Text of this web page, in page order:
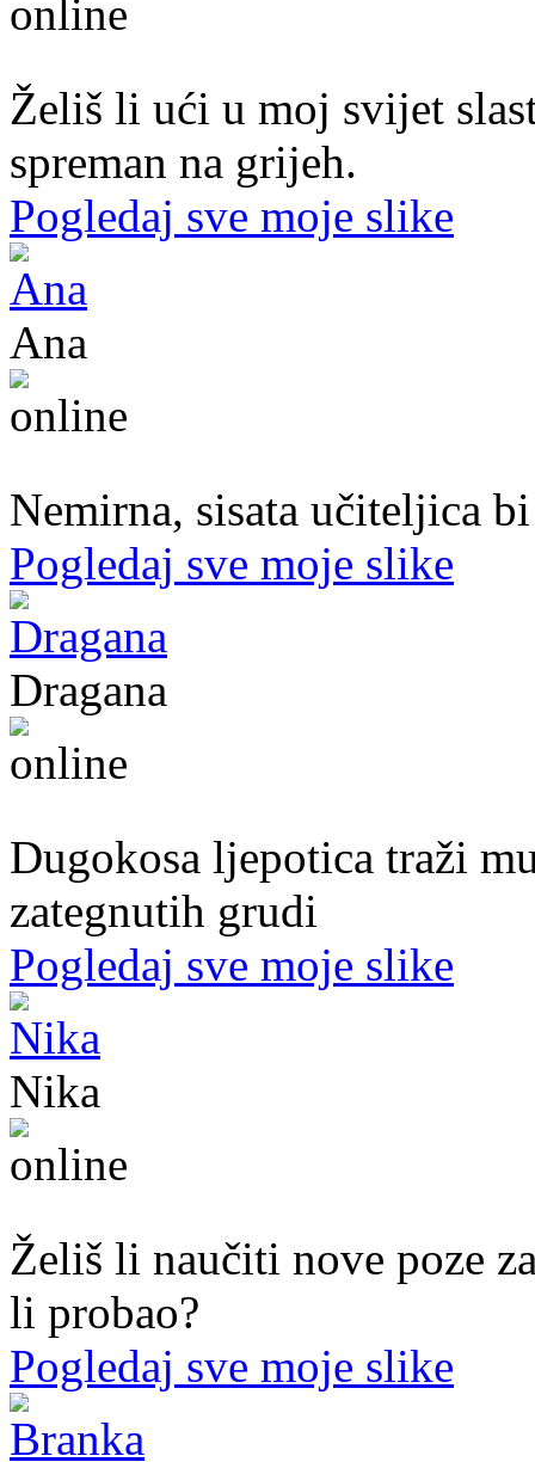
Želiš li ući u moj svijet
spreman na grijeh.
Pogledaj sve moje slike
Ana
Nemirna, sisata učiteljica
Pogledaj sve moje slike
Dragana
Dugokosa ljepotica traži
zategnutih grudi
Pogledaj sve moje slike
Nika
Želiš li naučiti nove poze
li probao?
Pogledaj sve moje slike